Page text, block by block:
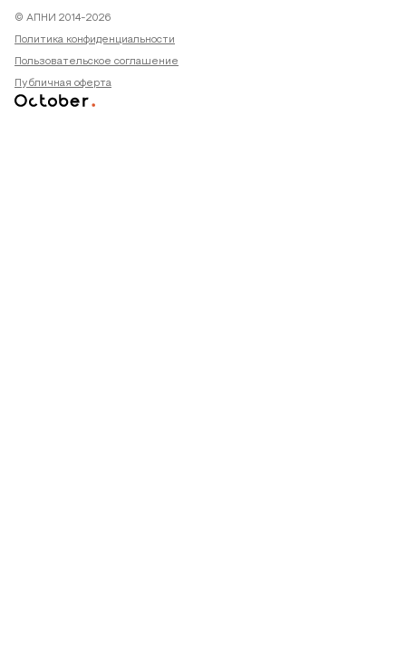
© АПНИ 2014-2026
Политика конфиденциальности
Пользовательское соглашение
Публичная оферта